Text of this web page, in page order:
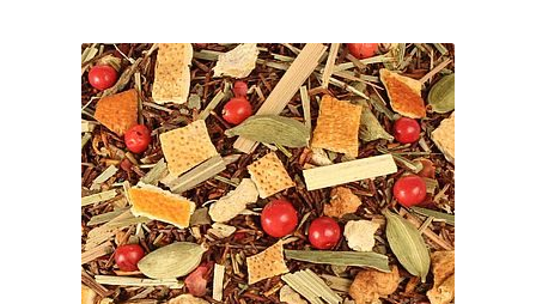
Voit
tehdä
valinnat
tuotteen
sivulla.